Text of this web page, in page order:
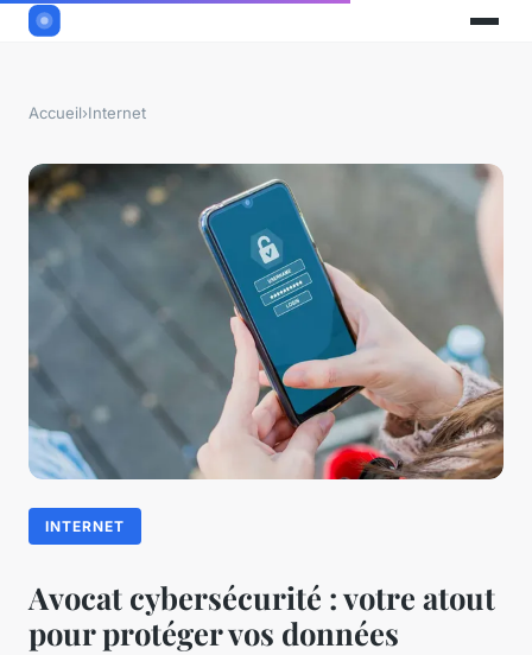
Accueil›Internet
INTERNET
Avocat cybersécurité : votre atout
pour protéger vos données